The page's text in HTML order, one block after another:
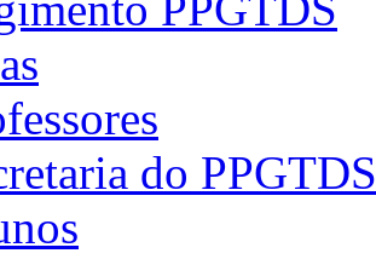
do PPGTDS